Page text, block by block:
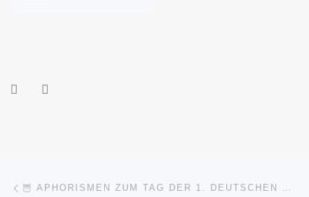
Beitragsnavigation 🦉 APHORISMEN ZUM TAG DER 1. DEUTSCHEN MEISTERSCHAFT IM BÄUMEUMARMEN